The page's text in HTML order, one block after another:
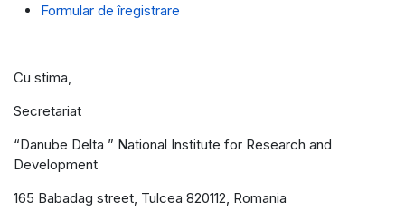
Formular de îregistrare
Cu stima,
Secretariat
“Danube Delta ” National Institute for Research and
Development
165 Babadag street, Tulcea 820112, Romania